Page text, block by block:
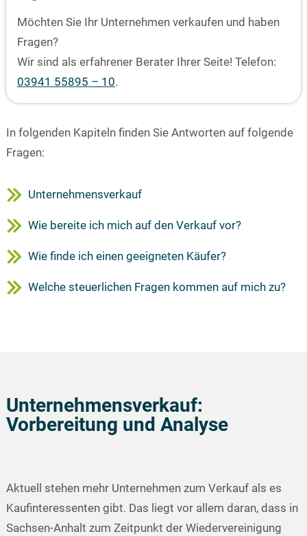
Möchten Sie Ihr Unternehmen verkaufen und haben
Fragen?
Wir sind als erfahrener Berater Ihrer Seite! Telefon:
03941 55895 – 10.
In folgenden Kapiteln finden Sie Antworten auf folgende
Fragen:
Unternehmensverkauf
Wie bereite ich mich auf den Verkauf vor?
Wie finde ich einen geeigneten Käufer?
Welche steuerlichen Fragen kommen auf mich zu?
Unternehmensverkauf:
Vorbereitung und Analyse
Aktuell stehen mehr Unternehmen zum Verkauf als es
Kaufinteressenten gibt. Das liegt vor allem daran, dass in
Sachsen-Anhalt zum Zeitpunkt der Wiedervereinigung